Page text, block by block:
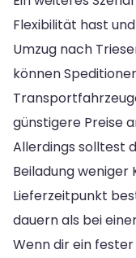
Flexibilität hast
Umzug nach
können
günstigere Preise
Allerdings solltest
Beiladung
Lieferzeitpunkt
dauern als bei
Wenn dir ein